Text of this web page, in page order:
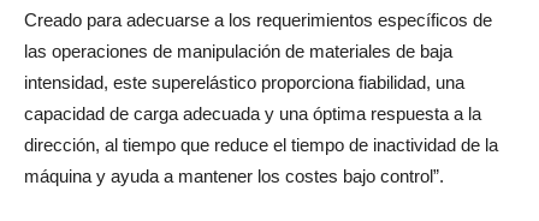
Creado para adecuarse a los requerimientos específicos de
las operaciones de manipulación de materiales de baja
intensidad, este superelástico proporciona fiabilidad, una
capacidad de carga adecuada y una óptima respuesta a la
dirección, al tiempo que reduce el tiempo de inactividad de la
máquina y ayuda a mantener los costes bajo control”.